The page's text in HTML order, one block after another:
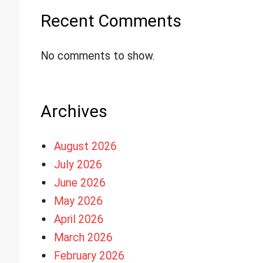
Recent Comments
No comments to show.
Archives
August 2026
July 2026
June 2026
May 2026
April 2026
March 2026
February 2026